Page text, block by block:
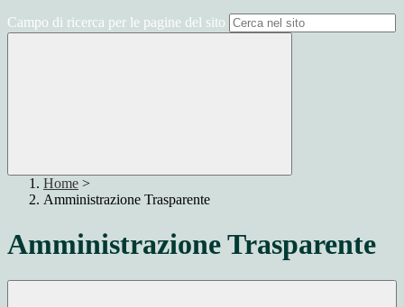
Campo di ricerca per le pagine del sito
Home >
Amministrazione Trasparente
Amministrazione Trasparente